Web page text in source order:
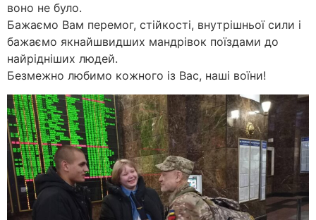
воно не було.
Бажаємо Вам перемог, стійкості, внутрішньої сили і
бажаємо якнайшвидших мандрівок поїздами до
найрідніших людей.
Безмежно любимо кожного із Вас, наші воїни!